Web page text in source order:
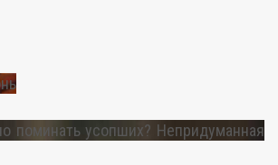
поминать усопших? Непридуманная